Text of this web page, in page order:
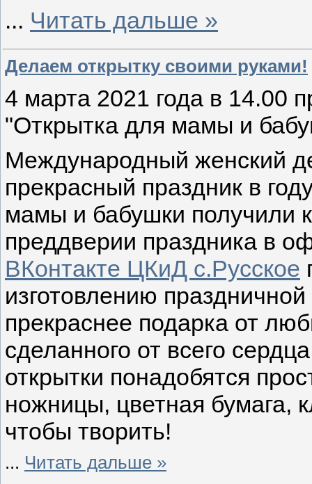
... Читать дальше »
Делаем открытку своими руками!
4 марта 2021 года в 14.00
"Открытка для мамы и
Международный женский
прекрасный праздник в
мамы и бабушки получили
преддверии праздника в
ВКонтакте ЦКиД с.Русское
изготовлению
прекраснее подарка от
сделанного от всего
открытки понадобятся
ножницы, цветная бумага,
чтобы творить!
... Читать дальше »